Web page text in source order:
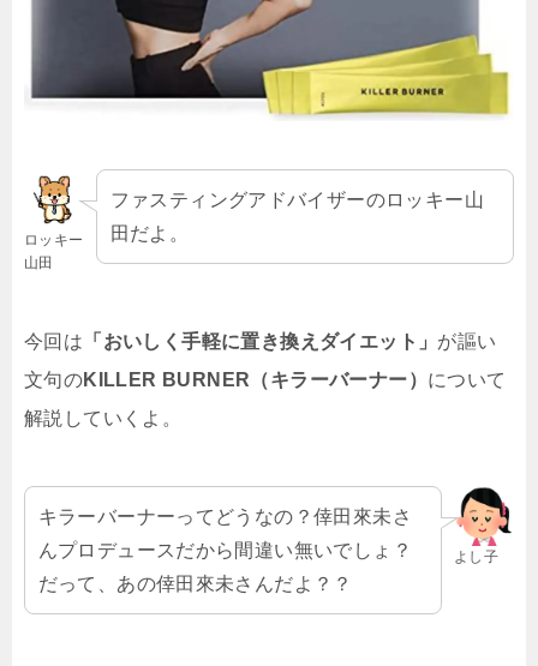
ロッキー
山田
ファスティングアドバイザーのロッキー山
田だよ。
今回は 「おいしく手軽に置き換えダイエット」 が謳い
文句のKILLER BURNER（キラーバーナー） について
解説していくよ。
よし子
キラーバーナーってどうなの？倖田來未さ
んプロデュースだから間違い無いでしょ？
だって、あの倖田來未さんだよ？？